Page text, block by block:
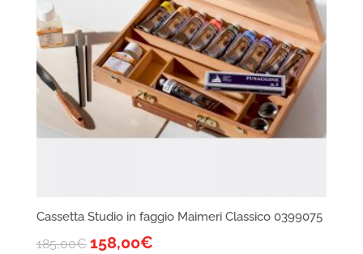
Cassetta Studio in faggio Maimeri Classico 0399075
185,00€ 158,00€